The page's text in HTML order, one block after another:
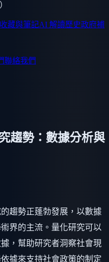
藏與筆記AI 解讀歷史政府補
聯絡我們
趨勢：數據分析與
趨勢正蓬勃發展，以數據
界的主流。量化研究可以
，幫助研究者洞察社會現
據來支持社會政策的制定